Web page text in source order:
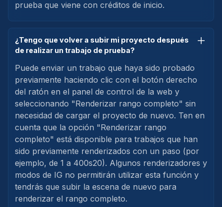
prueba que viene con créditos de inicio.
¿Tengo que volver a subir mi proyecto después
de realizar un trabajo de prueba?
Puede enviar un trabajo que haya sido probado
previamente haciendo clic con el botón derecho
del ratón en el panel de control de la web y
seleccionando "Renderizar rango completo" sin
necesidad de cargar el proyecto de nuevo. Ten en
cuenta que la opción "Renderizar rango
completo" está disponible para trabajos que han
sido previamente renderizados con un paso (por
ejemplo, de 1 a 400s20). Algunos renderizadores y
modos de IG no permitirán utilizar esta función y
tendrás que subir la escena de nuevo para
renderizar el rango completo.